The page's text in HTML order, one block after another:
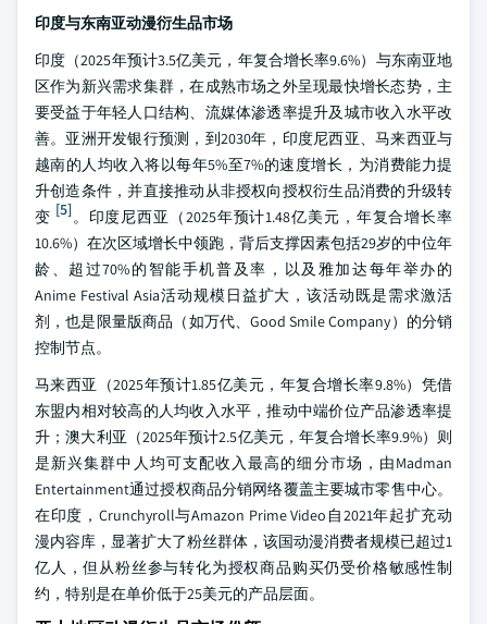
印度与东南亚动漫衍生品市场
印度（2025年预计3.5亿美元，年复合增长率9.6%）与东南亚地
区作为新兴需求集群，在成熟市场之外呈现最快增长态势，主
要受益于年轻人口结构、流媒体渗透率提升及城市收入水平改
善。亚洲开发银行预测，到2030年，印度尼西亚、马来西亚与
越南的人均收入将以每年5%至7%的速度增长，为消费能力提
升创造条件，并直接推动从非授权向授权衍生品消费的升级转
变 [5]。印度尼西亚（2025年预计1.48亿美元，年复合增长率
10.6%）在次区域增长中领跑，背后支撑因素包括29岁的中位年
龄、超过70%的智能手机普及率，以及雅加达每年举办的
Anime Festival Asia活动规模日益扩大，该活动既是需求激活
剂，也是限量版商品（如万代、Good Smile Company）的分销
控制节点。
马来西亚（2025年预计1.85亿美元，年复合增长率9.8%）凭借
东盟内相对较高的人均收入水平，推动中端价位产品渗透率提
升；澳大利亚（2025年预计2.5亿美元，年复合增长率9.9%）则
是新兴集群中人均可支配收入最高的细分市场，由Madman
Entertainment通过授权商品分销网络覆盖主要城市零售中心。
在印度，Crunchyroll与Amazon Prime Video自2021年起扩充动
漫内容库，显著扩大了粉丝群体，该国动漫消费者规模已超过1
亿人，但从粉丝参与转化为授权商品购买仍受价格敏感性制
约，特别是在单价低于25美元的产品层面。